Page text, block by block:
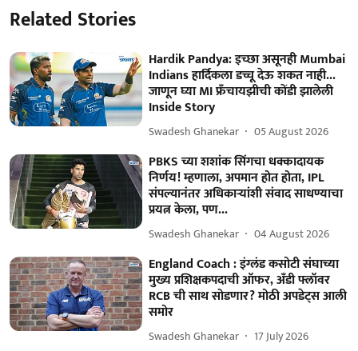
Related Stories
Hardik Pandya: इच्छा असूनही Mumbai
Indians हार्दिकला डच्चू देऊ शकत नाही...
जाणून घ्या MI फ्रँचायझीची कोंडी झालेली
Inside Story
Swadesh Ghanekar 05 August 2026
PBKS च्या शशांक सिंगचा धक्कादायक
निर्णय! म्हणाला, अपमान होत होता, IPL
संपल्यानंतर अधिकाऱ्यांशी संवाद साधण्याचा
प्रयत्न केला, पण...
Swadesh Ghanekar 04 August 2026
England Coach : इंग्लंड कसोटी संघाच्या
मुख्य प्रशिक्षकपदाची ऑफर, अँडी फ्लॉवर
RCB ची साथ सोडणार? मोठी अपडेट्स आली
समोर
Swadesh Ghanekar 17 July 2026